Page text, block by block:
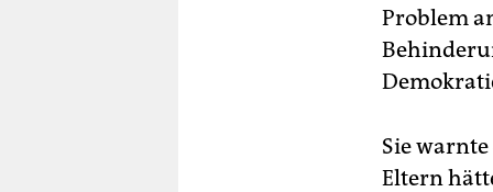
Problem
Sie
Eltern